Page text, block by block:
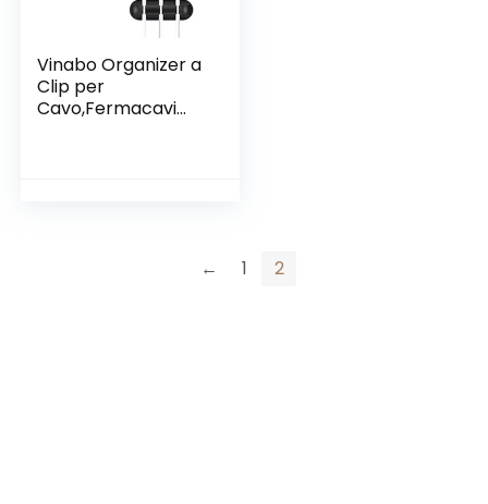
Vinabo Organizer a
Clip per
Cavo,Fermacavi
← 1 2